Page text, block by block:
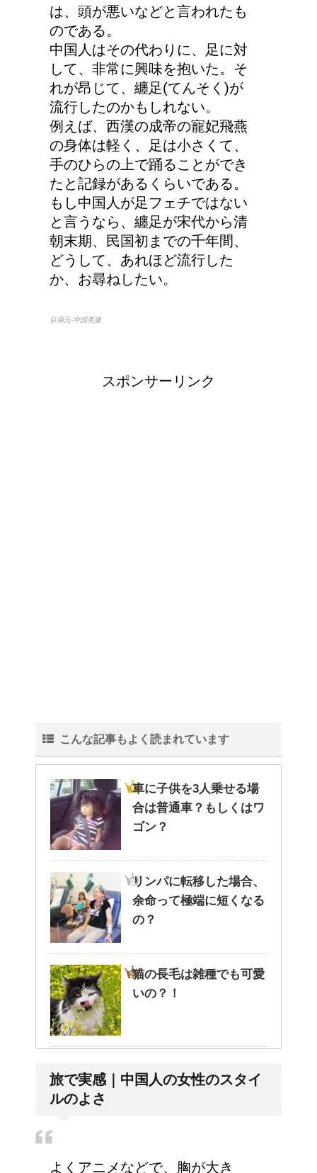
者？原因と対策
詳しく知りたい！イギリ
ス式の食事マナー
は、頭が悪いなどと言われたも
のである。
中国人はその代わりに、足に対
して、非常に興味を抱いた。そ
れが昂じて、纏足(てんそく)が
流行したのかもしれない。
例えば、西漢の成帝の寵妃飛燕
の身体は軽く、足は小さくて、
手のひらの上で踊ることができ
たと記録があるくらいである。
もし中国人が足フェチではない
と言うなら、纏足が宋代から清
朝末期、民国初までの千年間、
どうして、あれほど流行した
か、お尋ねしたい。
引用元-中国美腿
スポンサーリンク
こんな記事もよく読まれています
車に子供を3人乗せる場
合は普通車？もしくはワ
ゴン？
リンパに転移した場合、
余命って極端に短くなる
の？
猫の長毛は雑種でも可愛
いの？！
気管支はどうなるの？
労災保険の請求で病院が
旅で実感｜中国人の女性のスタイ
ルのよさ
よくアニメなどで、胸が大き